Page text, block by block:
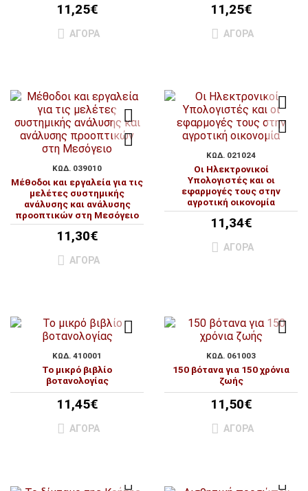
11,25€
ΑΓΟΡΆ
11,25€
ΑΓΟΡΆ
ΚΩΔ. 039010
Μέθοδοι και εργαλεία για τις
μελέτες συστημικής
ανάλυσης και ανάλυσης
προοπτικών στη Μεσόγειο
11,30€
ΑΓΟΡΆ
ΚΩΔ. 021024
Οι Hλεκτρονικοί
Yπολογιστές και οι
εφαρμογές τους στην
αγροτική οικονομία
11,34€
ΑΓΟΡΆ
ΚΩΔ. 410001
Το μικρό βιβλίο
βοτανολογίας
11,45€
ΑΓΟΡΆ
ΚΩΔ. 061003
150 βότανα για 150 χρόνια
ζωής
11,50€
ΑΓΟΡΆ